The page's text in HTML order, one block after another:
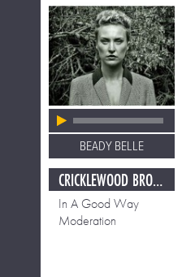
BEADY BELLE
CRICKLEWOOD BROADWAY
In A Good Way
Moderation